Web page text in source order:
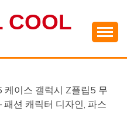
COOL
케이스 갤럭시 Z플립5 무
션 캐릭터 디자인, 파스